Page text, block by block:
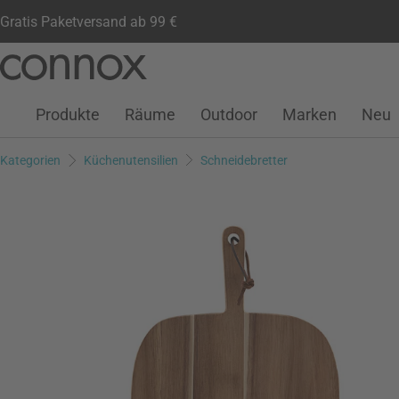
Gratis Paketversand ab 99 €
Seiteninhalt
Suchfeld
Kundenkonto
Wunschliste
Warenkorb
Produkte Räume Outdoor Marken Neu
Kategorien Küchenutensilien Schneidebretter